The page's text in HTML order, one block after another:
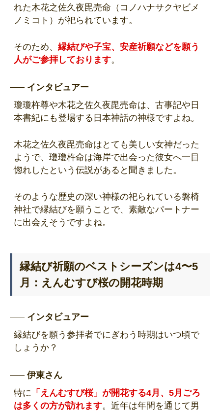
れた木花之佐久夜毘売命（コノハナサクヤビメ
ノミコト）が祀られています。
そのため、 縁結びや子宝、安産祈願などを願う
人がご参拝しております。
インタビュアー
瓊瓊杵尊や木花之佐久夜毘売命は、古事記や日
本書紀にも登場する日本神話の神様ですよね。
木花之佐久夜毘売命はとても美しい女神だった
ようで、瓊瓊杵命は海岸で出会った彼女へ一目
惚れしたという伝説があると聞きました。
そのような歴史の深い神様の祀られている磐椅
神社で縁結びを願うことで、素敵なパートナー
に出会えそうですよね。
縁結び祈願のベストシーズンは4〜5
月：えんむすび桜の開花時期
インタビュアー
縁結びを願う参拝者でにぎわう時期はいつ頃で
しょうか？
伊東さん
特に 「えんむすび桜」が開花する4月、5月ごろ
は多くの方が訪れます。近年は年間を通じて男